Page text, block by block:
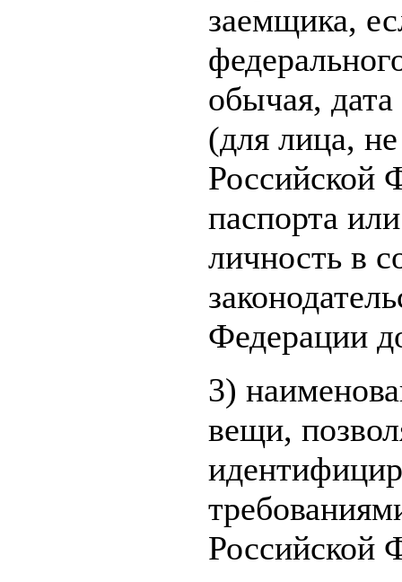
заемщика,
обычая,
(для лица,
Российской
паспорта
личность в
Федерации
3)
вещи,
Российской